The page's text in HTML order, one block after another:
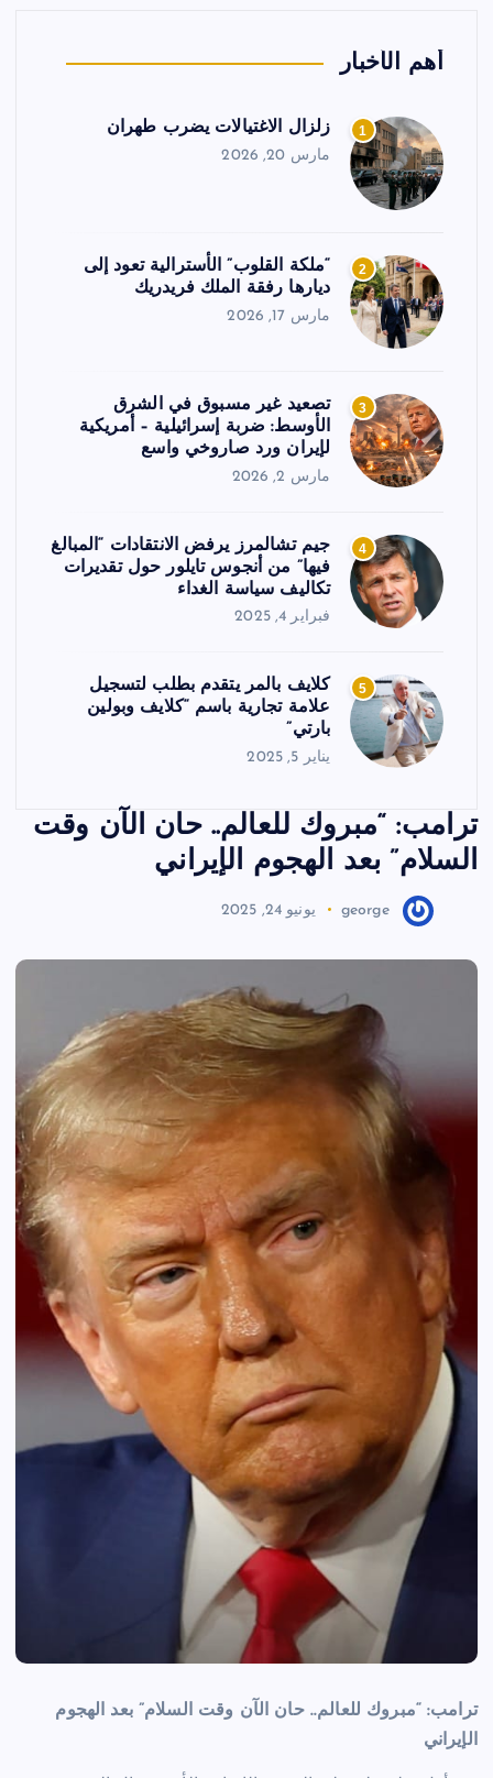
أهم الأخبار
1 زلزال الاغتيالات يضرب طهران
مارس 20, 2026
2
“ملكة القلوب” الأسترالية تعود إلى
ديارها رفقة الملك فريدريك
مارس 17, 2026
3
تصعيد غير مسبوق في الشرق
الأوسط: ضربة إسرائيلية – أمريكية
لإيران ورد صاروخي واسع
مارس 2, 2026
4
جيم تشالمرز يرفض الانتقادات “المبالغ
فيها” من أنجوس تايلور حول تقديرات
تكاليف سياسة الغداء
فبراير 4, 2025
5
كلايف بالمر يتقدم بطلب لتسجيل
علامة تجارية باسم “كلايف وبولين
بارتي”
يناير 5, 2025
ترامب: “مبروك للعالم.. حان الآن وقت
السلام” بعد الهجوم الإيراني
george يونيو 24, 2025
ترامب: “مبروك للعالم.. حان الآن وقت السلام” بعد الهجوم
الإيراني